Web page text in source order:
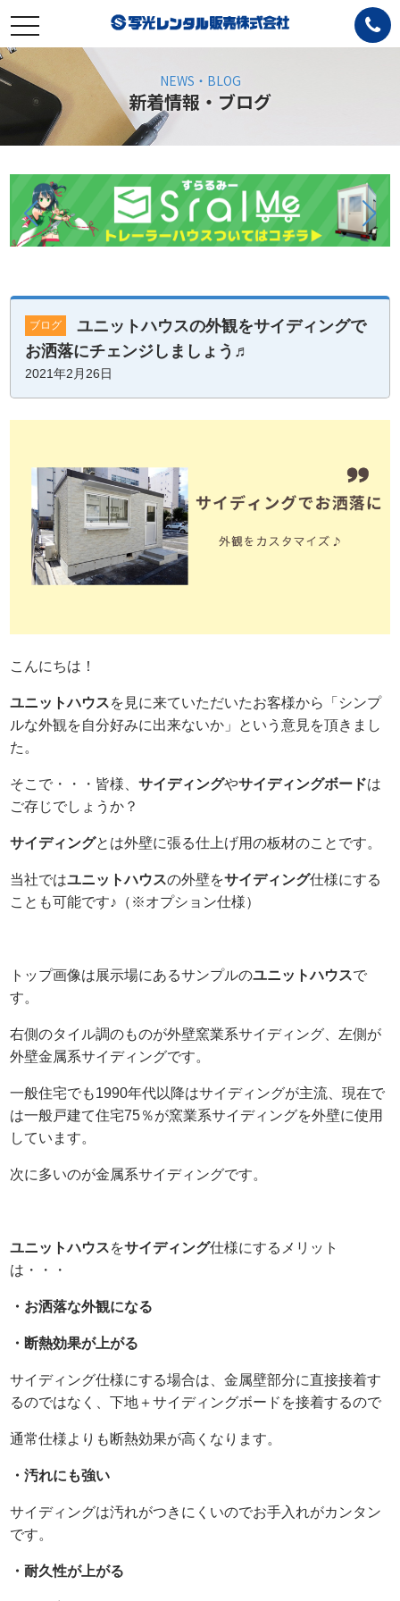
toggle
navigation
NEWS・BLOG
新着情報・ブログ
ブログ
ユニットハウスの外観をサイディングで
お洒落にチェンジしましょう♬
2021年2月26日
こんにちは！
ユニットハウスを見に来ていただいたお客様から「シンプ
ルな外観を自分好みに出来ないか」という意見を頂きまし
た。
そこで・・・皆様、サイディングやサイディングボードは
ご存じでしょうか？
サイディングとは外壁に張る仕上げ用の板材のことです。
当社ではユニットハウスの外壁をサイディング仕様にする
ことも可能です♪（※オプション仕様）
トップ画像は展示場にあるサンプルのユニットハウスで
す。
右側のタイル調のものが外壁窯業系サイディング、左側が
外壁金属系サイディングです。
一般住宅でも1990年代以降はサイディングが主流、現在で
は一般戸建て住宅75％が窯業系サイディングを外壁に使用
しています。
次に多いのが金属系サイディングです。
ユニットハウスをサイディング仕様にするメリット
は・・・
・お洒落な外観になる
・断熱効果が上がる
サイディング仕様にする場合は、金属壁部分に直接接着す
るのではなく、下地＋サイディングボードを接着するので
通常仕様よりも断熱効果が高くなります。
・汚れにも強い
サイディングは汚れがつきにくいのでお手入れがカンタン
です。
・耐久性が上がる